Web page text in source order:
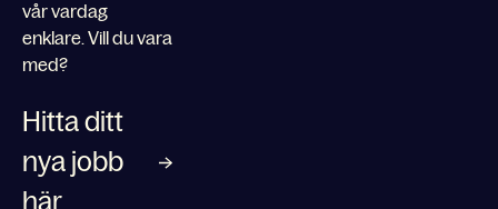
vår vardag
enklare. Vill du vara
med?
Hitta ditt
nya jobb
här